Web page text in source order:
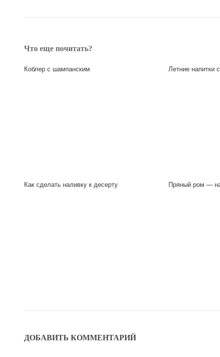
Что еще почитать?
Коблер с шампанским Летние напитки
Как сделать наливку к десерту Пряный ром —
ДОБАВИТЬ КОММЕНТАРИЙ